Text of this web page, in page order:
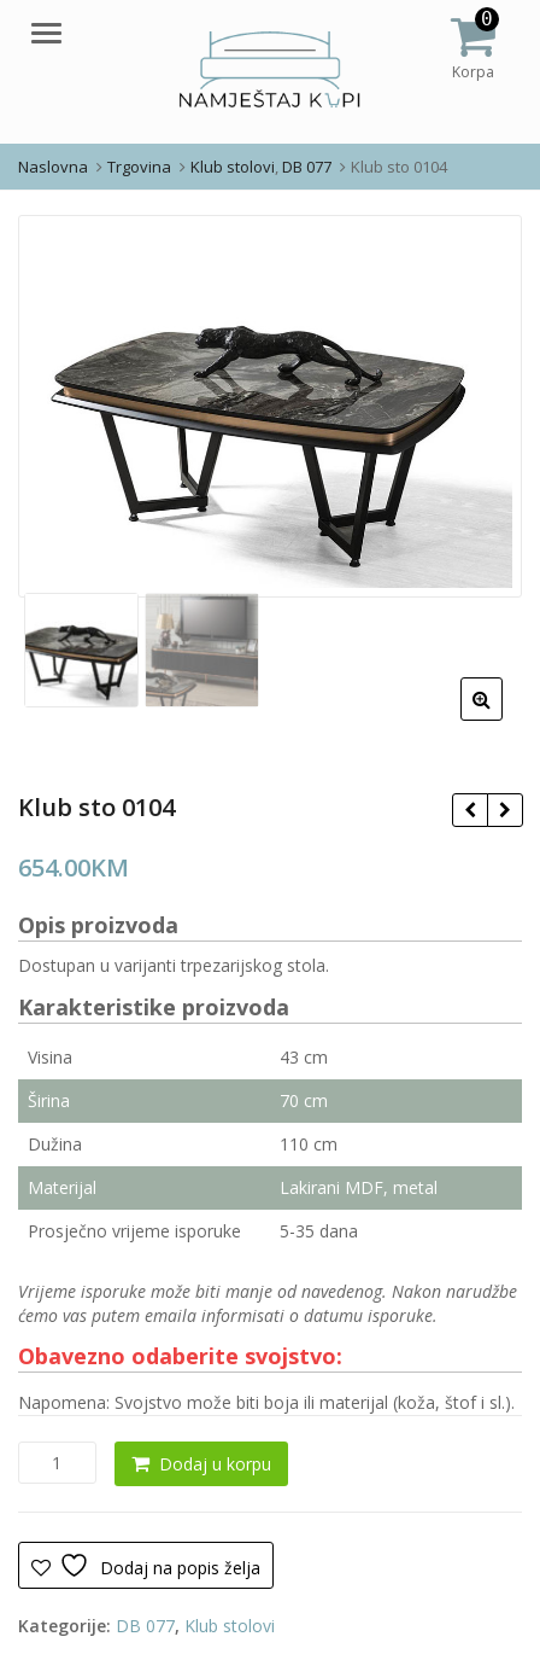
Meni
0
Korpa
Naslovna Trgovina Klub stolovi,DB 077 Klub sto 0104
Klub sto 0104
654.00KM
Opis proizvoda
Dostupan u varijanti trpezarijskog stola.
Karakteristike proizvoda
Visina
43 cm
Širina
70 cm
Dužina
110 cm
Materijal
Lakirani MDF, metal
Prosječno vrijeme isporuke
5-35 dana
Vrijeme isporuke može biti manje od navedenog. Nakon narudžbe
ćemo vas putem emaila informisati o datumu isporuke.
Obavezno odaberite svojstvo:
Napomena: Svojstvo može biti boja ili materijal (koža, štof i sl.).
Dodaj u korpu
Dodaj na popis želja
Kategorije: DB 077, Klub stolovi